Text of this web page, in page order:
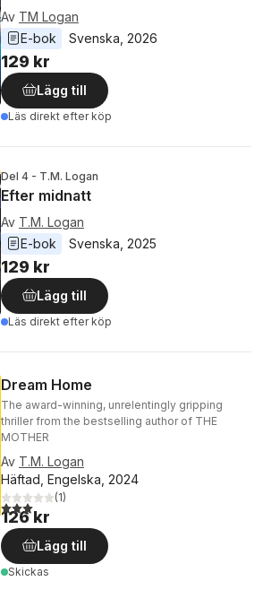
Av TM Logan
E-bok
Svenska 2026
129 kr
Lägg till
Läs direkt efter köp
Del 4 - T.M. Logan
Efter midnatt
Av T.M. Logan
E-bok
Svenska 2025
129 kr
Lägg till
Läs direkt efter köp
Dream Home
The award-winning, unrelentingly gripping
thriller from the bestselling author of THE
MOTHER
Av T.M. Logan
Häftad, Engelska, 2024
3,0utav 5 stjärnor. Totalt antal röster:
(1)
126 kr
Lägg till
Skickas